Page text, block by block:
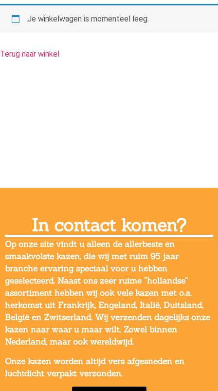
Je winkelwagen is momenteel leeg.
Terug naar winkel
In contact komen?
Op onze site vindt u alleen de allerbeste en
smaakvolste kazen, die wij met ruim 95 jaar
branche ervaring speciaal voor u hebben
geselecteerd. Naast ons zeer ruime “hollandse”
assortiment hebben wij ook vele kazen met o.a.
herkomst uit Frankrijk, Engeland, Italië, Duitsland,
België en Zwitserland. Wij verzenden dagelijks onze
kazen naar waar u maar wilt. Zowel binnen
Nederland, maar ook wereldwijd.
Onze kazen worden altijd vers afgesneden en
luchtdicht verpakt verzonden.